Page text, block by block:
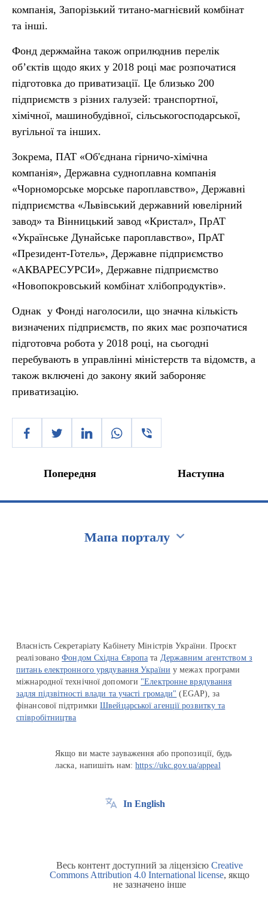
компанія, Запорізький титано-магнієвий комбінат
та інші.
Фонд держмайна також оприлюднив перелік
об’єктів щодо яких у 2018 році має розпочатися
підготовка до приватизації. Це близько 200
підприємств з різних галузей: транспортної,
хімічної, машинобудівної, сільськогосподарської,
вугільної та інших.
Зокрема, ПАТ «Об'єднана гірничо-хімічна
компанія», Державна судноплавна компанія
«Чорноморське морське пароплавство», Державні
підприємства «Львівський державний ювелірний
завод» та Вінницький завод «Кристал», ПрАТ
«Українське Дунайське пароплавство», ПрАТ
«Президент-Готель», Державне підприємство
«АКВАРЕСУРСИ», Державне підприємство
«Новопокровський комбінат хлібопродуктів».
Однак у Фонді наголосили, що значна кількість
визначених підприємств, по яких має розпочатися
підготовча робота у 2018 році, на сьогодні
перебувають в управлінні міністерств та відомств, а
також включені до закону який забороняє
приватизацію.
Попередня Наступна
Мапа порталу
Власність Секретаріату Кабінету Міністрів України. Проєкт
реалізованоФондом Східна Європа та Державним агентством з
питань електронного урядування України у межах програми
міжнародної технічної допомоги "Електронне врядування
задля підзвітності влади та участі громади" (EGAP), за
фінансової підтримкиШвейцарської агенції розвитку та
співробітництва
Якщо ви маєте зауваження або пропозиції, будь
ласка, напишіть нам:https://ukc.gov.ua/appeal
In English
Весь контент доступний за ліцензією Creative
Commons Attribution 4.0 International license, якщо
не зазначено інше